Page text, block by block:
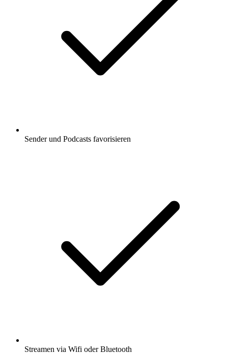
Sender und Podcasts favorisieren
Streamen via Wifi oder Bluetooth